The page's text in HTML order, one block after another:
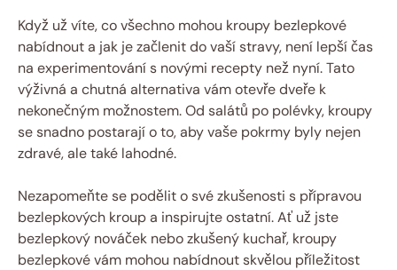
Když už víte, co všechno mohou kroupy bezlepkové
nabídnout a jak je začlenit do vaší stravy, není lepší čas
na experimentování s novými recepty než nyní. Tato
výživná a chutná alternativa vám otevře dveře k
nekonečným možnostem. Od salátů po polévky, kroupy
se snadno postarají o to, aby vaše pokrmy byly nejen
zdravé, ale také lahodné.
Nezapomeňte se podělit o své zkušenosti s přípravou
bezlepkových kroup a inspirujte ostatní. Ať už jste
bezlepkový nováček nebo zkušený kuchař, kroupy
bezlepkové vám mohou nabídnout skvělou příležitost